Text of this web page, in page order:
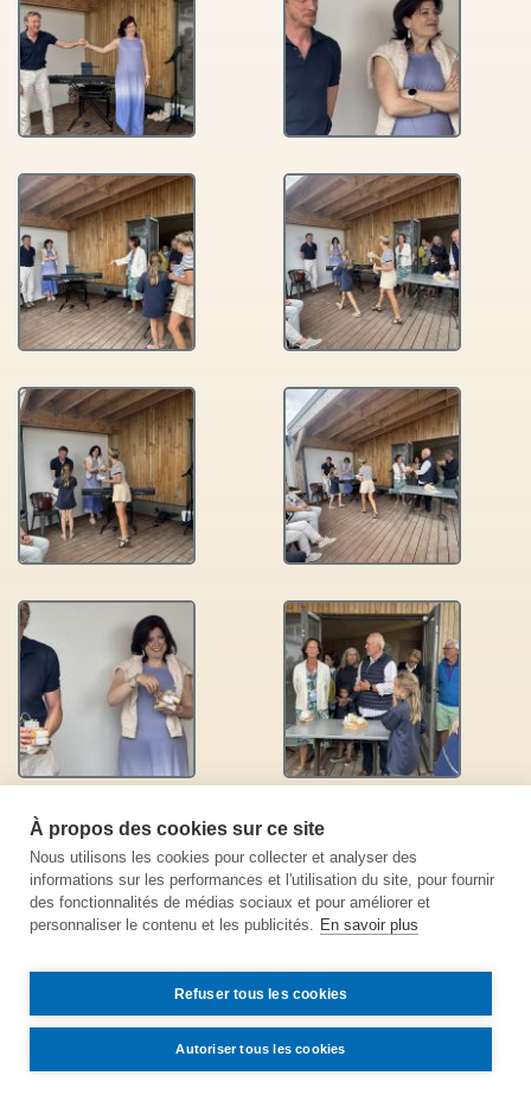
À propos des cookies sur ce site
Nous utilisons les cookies pour collecter et analyser des
informations sur les performances et l'utilisation du site, pour fournir
des fonctionnalités de médias sociaux et pour améliorer et
personnaliser le contenu et les publicités. En savoir plus
Refuser tous les cookies
Autoriser tous les cookies